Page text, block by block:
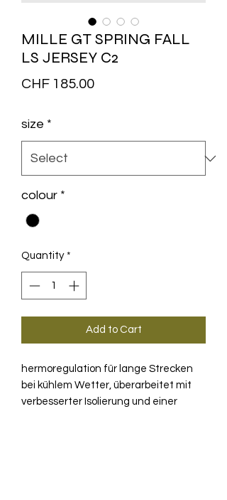
MILLE GT SPRING FALL
LS JERSEY C2
CHF 185.00Price
size *
colour *
Quantity *
Add to Cart
hermoregulation für lange Strecken
bei kühlem Wetter, überarbeitet mit
verbesserter Isolierung und einer